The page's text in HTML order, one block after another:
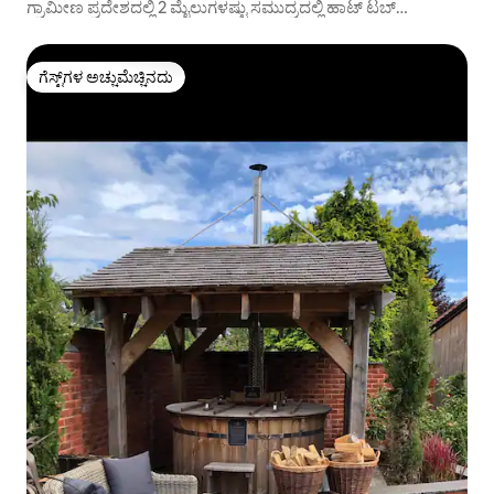
ಗ್ರಾಮೀಣ ಪ್ರದೇಶದಲ್ಲಿ 2 ಮೈಲುಗಳಷ್ಟು ಸಮುದ್ರದಲ್ಲಿ ಹಾಟ್ ಟಬ್
ಗೆಸ್ಟ್‌ಗಳ ಅಚ್ಚುಮೆಚ್ಚಿನದು
ಗೆಸ್ಟ್‌ಗಳ ಅಚ್ಚುಮೆಚ್ಚಿನದು